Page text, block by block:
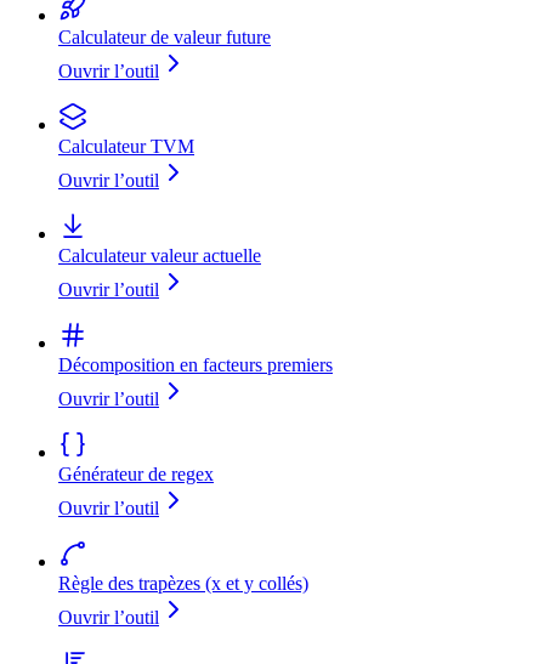
Calculateur de valeur future
Ouvrir l’outil
Calculateur TVM
Ouvrir l’outil
Calculateur valeur actuelle
Ouvrir l’outil
Décomposition en facteurs premiers
Ouvrir l’outil
Générateur de regex
Ouvrir l’outil
Règle des trapèzes (x et y collés)
Ouvrir l’outil